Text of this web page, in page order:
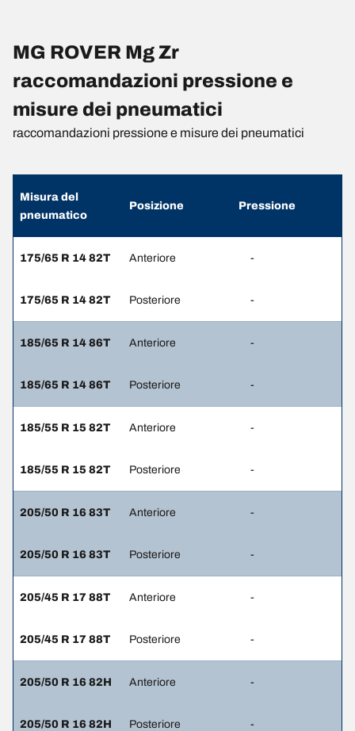
MG ROVER Mg Zr
raccomandazioni pressione e
misure dei pneumatici
raccomandazioni pressione e misure dei pneumatici
Misura del
pneumatico
Posizione Pressione
175/65 R 14 82T Anteriore -
175/65 R 14 82T Posteriore -
185/65 R 14 86T Anteriore -
185/65 R 14 86T Posteriore -
185/55 R 15 82T Anteriore -
185/55 R 15 82T Posteriore -
205/50 R 16 83T Anteriore -
205/50 R 16 83T Posteriore -
205/45 R 17 88T Anteriore -
205/45 R 17 88T Posteriore -
205/50 R 16 82H Anteriore -
205/50 R 16 82H Posteriore -